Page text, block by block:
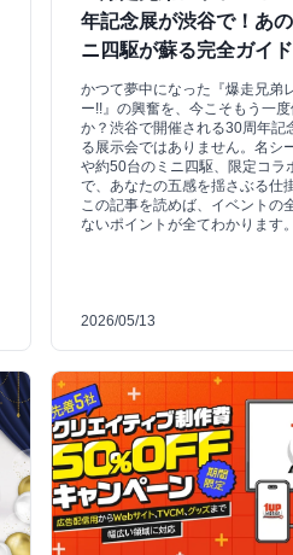
年記念展が渋谷で！あ
ニ四駆が蘇る完全ガイド
かつて夢中になった『爆走兄弟
ー!!』の興奮を、今こそもう一
か？渋谷で開催される30周年記
る展示会ではありません。名シ
や約50台のミニ四駆、限定コラ
で、あなたの五感を揺さぶる仕
この記事を読めば、イベントの
ないポイントが全てわかります。
2026/05/13